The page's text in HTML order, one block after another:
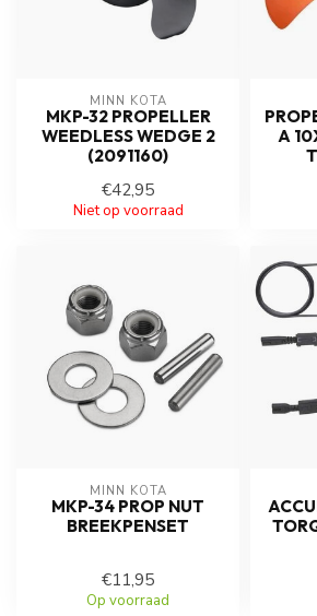
MINN KOTA
MKP-32 PROPELLER
WEEDLESS WEDGE 2
(2091160)
€42,95
Niet op voorraad
A
MINN KOTA
MKP-34 PROP NUT
BREEKPENSET
€11,95
Op voorraad